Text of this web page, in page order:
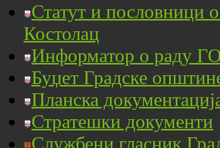
Статут и пословници
Костолац
Информатор о раду
Буџет Градске
Планска
Стратешки документи
Службени гласник